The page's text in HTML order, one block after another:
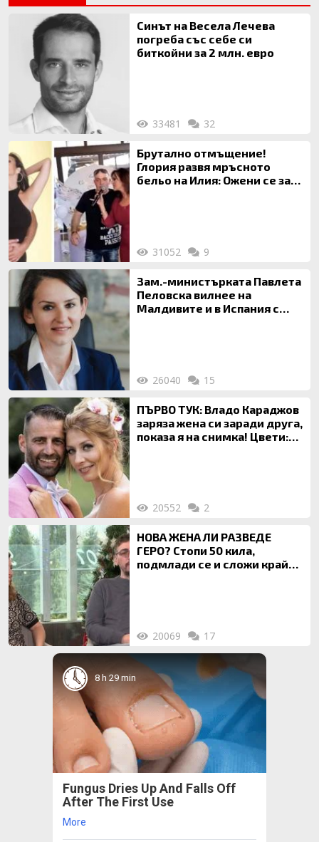
Синът на Весела Лечева
погреба със себе си
биткойни за 2 млн. евро
33481 32
Брутално отмъщение!
Глория развя мръсното
бельо на Илия: Ожени се за
31052 9
Зам.-министърката Павлета
Пеловска вилнее на
Малдивите и в Испания с
26040 15
ПЪРВО ТУК: Владо Караджов
заряза жена си заради друга,
показа я на снимка! Цвети:
20552 2
НОВА ЖЕНА ЛИ РАЗВЕДЕ
ГЕРО? Стопи 50 кила,
подмлади се и сложи край
20069 17
8 h 29 min
Fungus Dries Up And Falls Off
After The First Use
More